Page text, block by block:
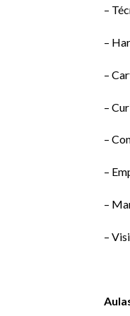
–
–
–
–
–
–
–
–